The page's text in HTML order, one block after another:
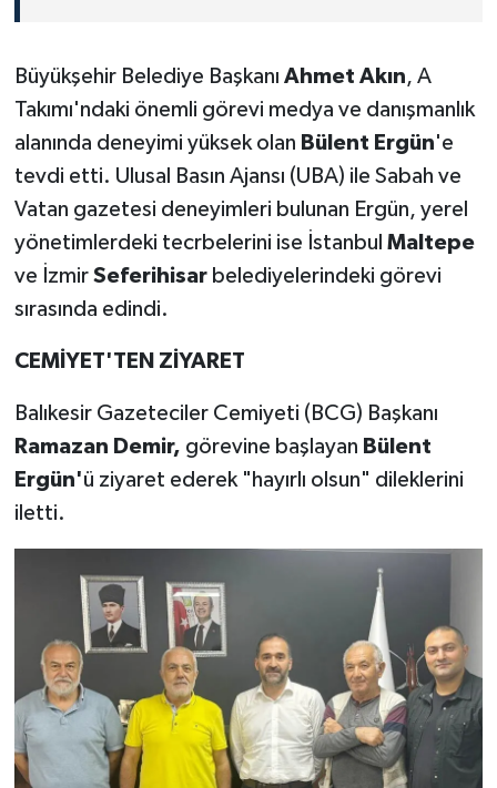
Büyükşehir Belediye Başkanı Ahmet Akın, A
Takımı'ndaki önemli görevi medya ve danışmanlık
alanında deneyimi yüksek olan Bülent Ergün'e
tevdi etti. Ulusal Basın Ajansı (UBA) ile Sabah ve
Vatan gazetesi deneyimleri bulunan Ergün, yerel
yönetimlerdeki tecrbelerini ise İstanbul Maltepe
ve İzmir Seferihisarbelediyelerindeki görevi
sırasında edindi.
CEMİYET'TEN ZİYARET
Balıkesir Gazeteciler Cemiyeti (BCG) Başkanı
Ramazan Demir, görevine başlayan Bülent
Ergün'ü ziyaret ederek "hayırlı olsun" dileklerini
iletti.